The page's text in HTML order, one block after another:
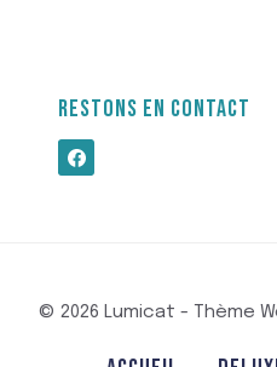
RESTONS EN CONTACT
© 2026 Lumicat - Thème